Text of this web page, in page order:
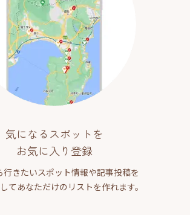
気になるスポットを
お気に入り登録
行きたいスポット情報や記事投稿を
てあなただけのリストを作れます。